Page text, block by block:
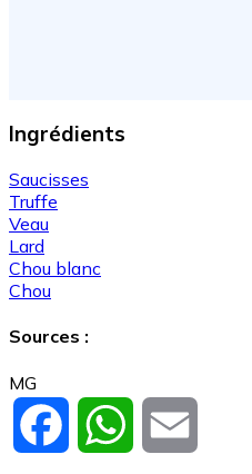
Ingrédients
Saucisses
Truffe
Veau
Lard
Chou blanc
Chou
Sources :
MG
Facebook WhatsApp